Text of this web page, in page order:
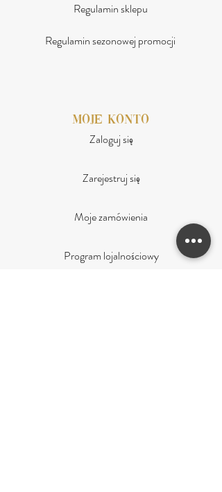
Regulamin sklepu
Regulamin sezonowej promocji
moje konto
Zaloguj się
Zarejestruj się
Moje zamówienia
Program lojalnościowy